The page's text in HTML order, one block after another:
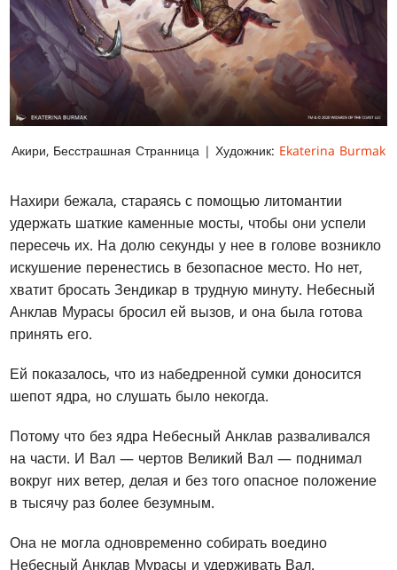
Акири, Бесстрашная Странница | Художник: Ekaterina Burmak
Нахири бежала, стараясь с помощью литомантии
удержать шаткие каменные мосты, чтобы они успели
пересечь их. На долю секунды у нее в голове возникло
искушение перенестись в безопасное место. Но нет,
хватит бросать Зендикар в трудную минуту. Небесный
Анклав Мурасы бросил ей вызов, и она была готова
принять его.
Ей показалось, что из набедренной сумки доносится
шепот ядра, но слушать было некогда.
Потому что без ядра Небесный Анклав разваливался
на части. И Вал — чертов Великий Вал — поднимал
вокруг них ветер, делая и без того опасное положение
в тысячу раз более безумным.
Она не могла одновременно собирать воедино
Небесный Анклав Мурасы и удерживать Вал.